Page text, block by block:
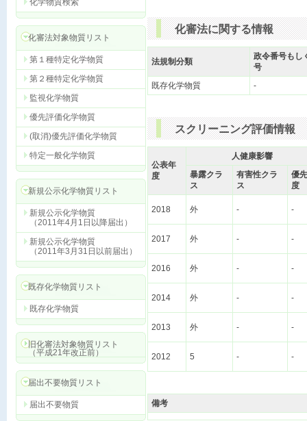
化学物質検索
化審法対象物質リスト
第１種特定化学物質
第２種特定化学物質
監視化学物質
優先評価化学物質
(取消)優先評価化学物質
特定一般化学物質
新規公示化学物質リスト
新規公示化学物質
（2011年4月1日以降届出）
新規公示化学物質
（2011年3月31日以前届出）
既存化学物質リスト
既存化学物質
旧化審法対象物質リスト
（平成21年改正前）
届出不要物質リスト
届出不要物質
化審法に関する情報
法規制分類
政令番号もし
号
既存化学物質
-
スクリーニング評価情報
公表年
度
人健康影響
暴露クラ
ス
有害性クラ
ス
優先
度
2018 外 - -
2017 外 - -
2016 外 - -
2014 外 - -
2013 外 - -
2012 5 - -
備考